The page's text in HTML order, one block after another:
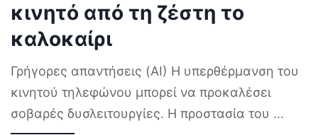
κινητό από τη ζέστη το
καλοκαίρι
Γρήγορες απαντήσεις (AI) Η υπερθέρμανση του
κινητού τηλεφώνου μπορεί να προκαλέσει
σοβαρές δυσλειτουργίες. Η προστασία του ...